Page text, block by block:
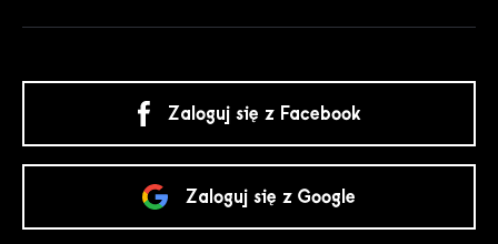
Zaloguj się z Facebook
Zaloguj się z Google